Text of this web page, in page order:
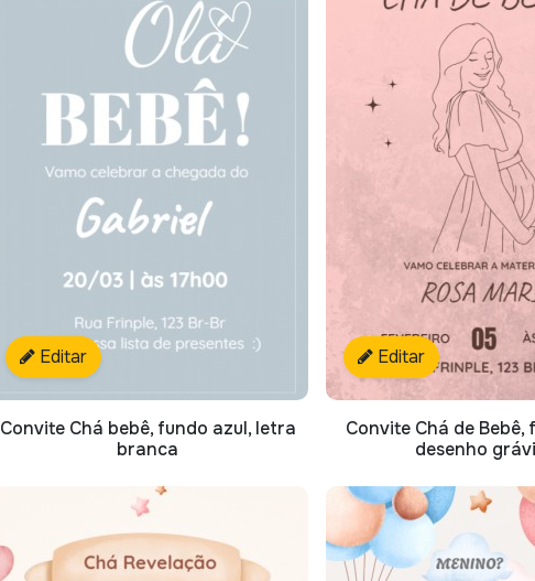
Editar
Convite Chá bebê, fundo azul, letra
branca
Editar
Convite Chá de Bebê,
desenho